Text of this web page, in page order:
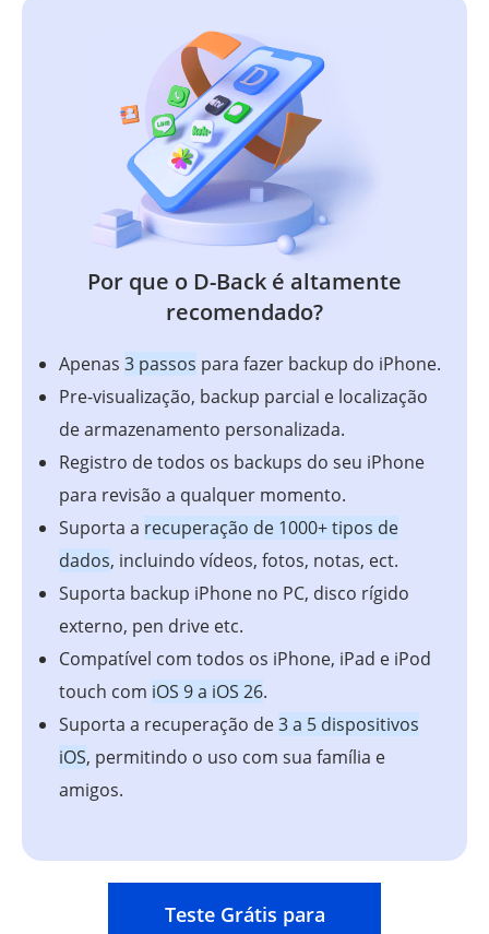
Por que o D-Back é altamente
recomendado?
Apenas 3 passos para fazer backup do iPhone.
Pre-visualização, backup parcial e localização
de armazenamento personalizada.
Registro de todos os backups do seu iPhone
para revisão a qualquer momento.
Suporta a recuperação de 1000+ tipos de
dados, incluindo vídeos, fotos, notas, ect.
Suporta backup iPhone no PC, disco rígido
externo, pen drive etc.
Compatível com todos os iPhone, iPad e iPod
touch com iOS 9 a iOS 26.
Suporta a recuperação de3 a 5 dispositivos
iOS, permitindo o uso com sua família e
amigos.
Teste Grátis para